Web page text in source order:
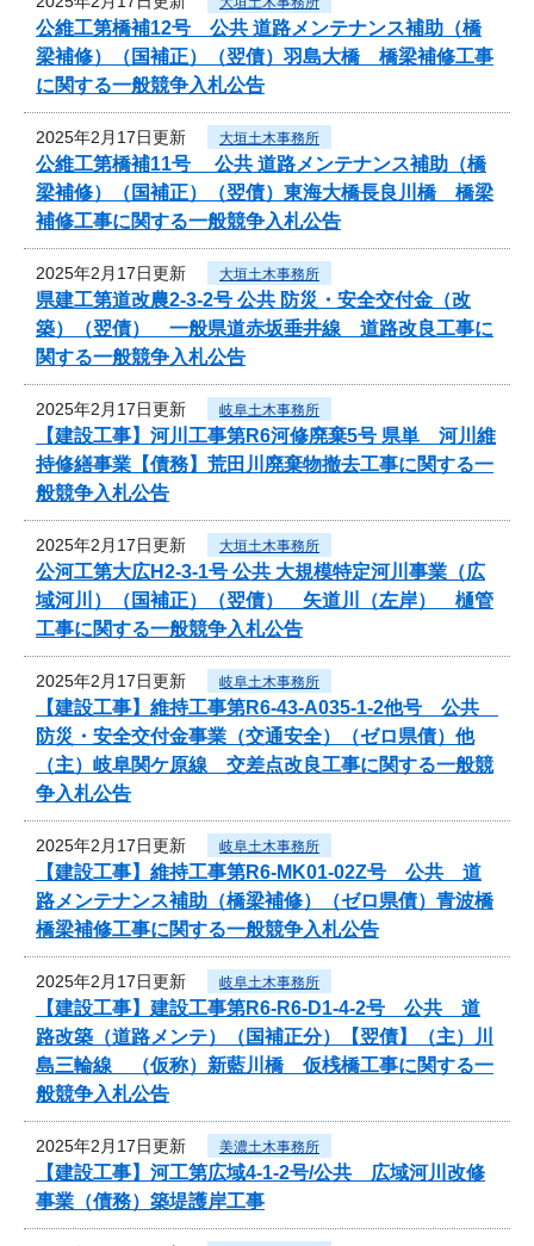
公維工第橋補12号 公共 道路メンテナンス補助（橋
梁補修）（国補正）（翌債）羽島大橋 橋梁補修工事
に関する一般競争入札公告
2025年2月17日更新 大垣土木事務所
公維工第橋補11号 公共 道路メンテナンス補助（橋
梁補修）（国補正）（翌債）東海大橋長良川橋 橋梁
補修工事に関する一般競争入札公告
2025年2月17日更新 大垣土木事務所
県建工第道改農2-3-2号 公共 防災・安全交付金（改
築）（翌債） 一般県道赤坂垂井線 道路改良工事に
関する一般競争入札公告
2025年2月17日更新 岐阜土木事務所
【建設工事】河川工事第R6河修廃棄5号 県単 河川維
持修繕事業【債務】荒田川廃棄物撤去工事に関する一
般競争入札公告
2025年2月17日更新 大垣土木事務所
公河工第大広H2-3-1号 公共 大規模特定河川事業（広
域河川）（国補正）（翌債） 矢道川（左岸） 樋管
工事に関する一般競争入札公告
2025年2月17日更新 岐阜土木事務所
【建設工事】維持工事第R6-43-A035-1-2他号 公共
防災・安全交付金事業（交通安全）（ゼロ県債）他
（主）岐阜関ケ原線 交差点改良工事に関する一般競
争入札公告
2025年2月17日更新 岐阜土木事務所
【建設工事】維持工事第R6-MK01-02Z号 公共 道
路メンテナンス補助（橋梁補修）（ゼロ県債）青波橋
橋梁補修工事に関する一般競争入札公告
2025年2月17日更新 岐阜土木事務所
【建設工事】建設工事第R6-R6-D1-4-2号 公共 道
路改築（道路メンテ）（国補正分）【翌債】（主）川
島三輪線 （仮称）新藍川橋 仮桟橋工事に関する一
般競争入札公告
2025年2月17日更新 美濃土木事務所
【建設工事】河工第広域4-1-2号/公共 広域河川改修
事業（債務）築堤護岸工事